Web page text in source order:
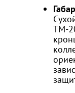
ТМ-